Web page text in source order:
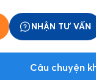
NHẬN TƯ VẤN
Câu chuyện